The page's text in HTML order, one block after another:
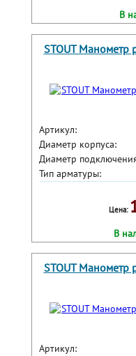
В
STOUT Манометр
Артикул:
Диаметр корпуса:
Диаметр
Тип арматуры:
Цена:
В
STOUT Манометр
Артикул: